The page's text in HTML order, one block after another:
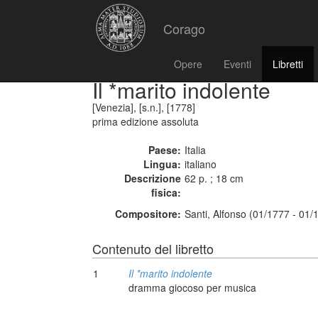
Corago
Opere Eventi Libretti
Il *marito indolente
[Venezia], [s.n.], [1778]
prima edizione assoluta
Paese: Italia
Lingua: italiano
Descrizione
fisica:
62 p. ; 18 cm
Compositore: Santi, Alfonso (01/1777 - 01/
Contenuto del libretto
1
Il *marito indolente
dramma giocoso per musica